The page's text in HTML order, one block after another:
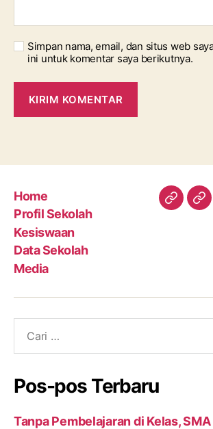
Simpan nama, email, dan situs web
ini untuk komentar saya berikutnya.
Home
Profil Sekolah
Kesiswaan
Data Sekolah
Media
Home
Pos-pos Terbaru
Tanpa Pembelajaran di Kelas, SMA